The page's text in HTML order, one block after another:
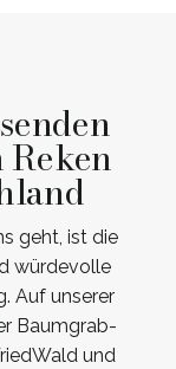
geht, ist die
würdevolle
Auf unserer
Baumgrab-
und